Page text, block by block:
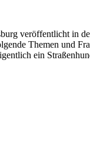
veröffentlicht in
Themen und
ein